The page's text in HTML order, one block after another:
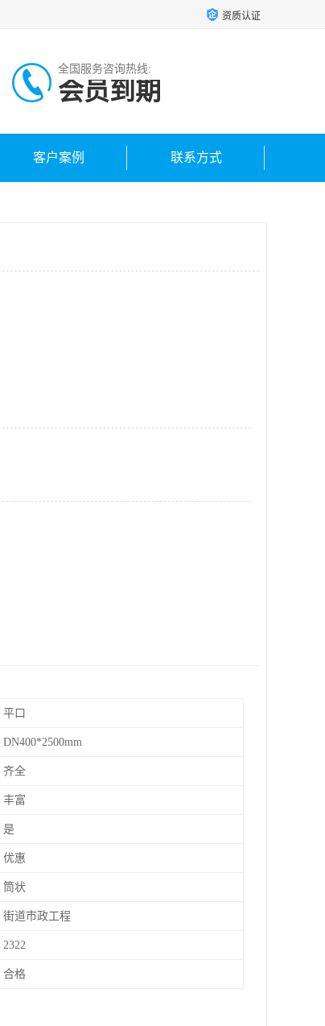
资质认证
全国服务咨询热线:
会员到期
客户案例 联系方式
平口
DN400*2500mm
齐全
丰富
是
优惠
筒状
街道市政工程
2322
合格